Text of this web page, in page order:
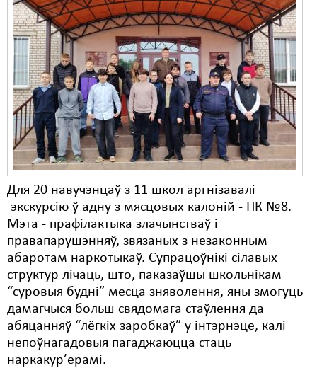
Для 20 навучэнцаў з 11 школ аргнізавалі
экскурсію ў адну з мясцовых калоній - ПК №8.
Мэта - прафілактыка злачынстваў і
правапарушэнняў, звязаных з незаконным
абаротам наркотыкаў. Супрацоўнікі сілавых
структур лічаць, што, паказаўшы школьнікам
“суровыя будні” месца зняволення, яны змогуць
дамагчыся больш свядомага стаўлення да
абяцанняў “лёгкіх заробкаў” у інтэрнэце, калі
непоўнагадовыя пагаджаюцца стаць
наркакур’ерамі.
Дыскрымінацыя
Затрыманьні
Карная псыхіятрыя
КПЧ ААН
Культурныя правы
ЛПП
Мігранты
Мірныя сходы
Палітвязьні
Праваабаронцы
Правы дзіцяці
Пэнітэнцыярная сыстэма
Распальваньне варожасьці